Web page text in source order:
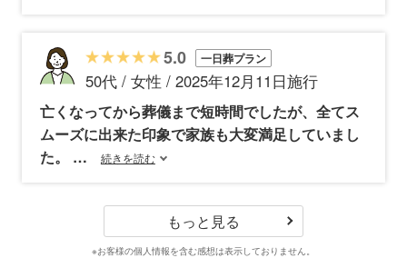
5.0 一日葬プラン
50代 / 女性 / 2025年12月11日施行
亡くなってから葬儀まで短時間でしたが、全てス
ムーズに出来た印象で家族も大変満足していまし
た。
続きを読む
もっと見る
※お客様の個人情報を含む感想は表示しておりません。